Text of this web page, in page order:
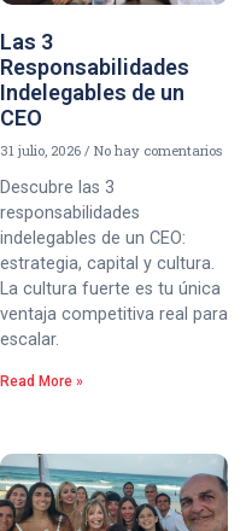
Las 3
Responsabilidades
Indelegables de un
CEO
31 julio, 2026 No hay comentarios
Descubre las 3
responsabilidades
indelegables de un CEO:
estrategia, capital y cultura.
La cultura fuerte es tu única
ventaja competitiva real para
escalar.
Read More »